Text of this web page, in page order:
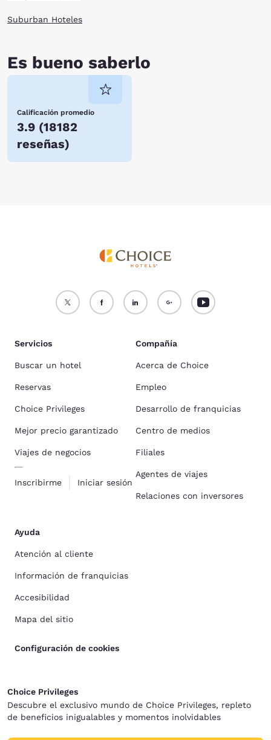
Suburban Hoteles
Es bueno saberlo
Calificación promedio
3.9 (18182
reseñas)
Servicios
Buscar un hotel
Reservas
Choice Privileges
Mejor precio garantizado
Viajes de negocios
Inscribirme Iniciar sesión
Compañía
Acerca de Choice
Empleo
Desarrollo de franquicias
Centro de medios
Filiales
Agentes de viajes
Relaciones con inversores
Ayuda
Atención al cliente
Información de franquicias
Accesibilidad
Mapa del sitio
Configuración de cookies
Choice Privileges
Descubre el exclusivo mundo de Choice Privileges, repleto
de beneficios inigualables y momentos inolvidables